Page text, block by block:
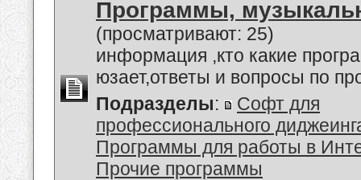
Программы,
(просматривают: 25)
информация ,кто какие
юзает,ответы и вопросы по
Подразделы:
Софт для
профессионального
Программы для работы в
Прочие программы